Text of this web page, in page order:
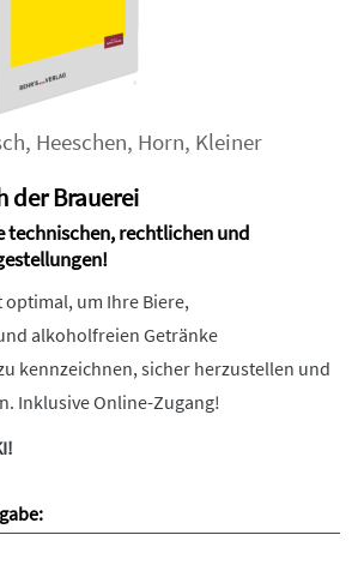
, Heeschen, Horn, Kleiner
der Brauerei
technischen, rechtlichen und
optimal, um Ihre Biere,
alkoholfreien Getränke
kennzeichnen, sicher herzustellen und
Inklusive Online-Zugang!